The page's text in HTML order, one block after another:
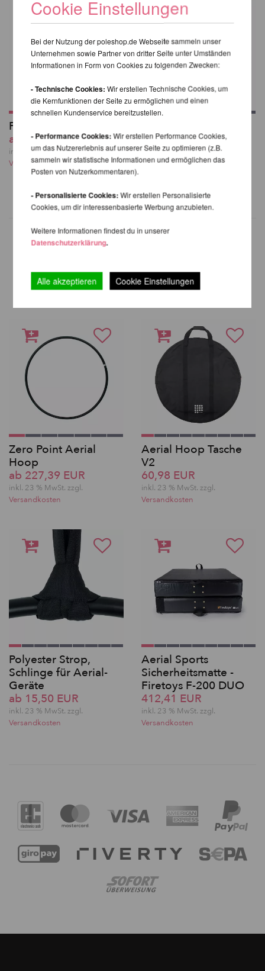
Firetoys Aerial Hoop
ab 227,39 EUR
inkl. 23 % MwSt. zzgl.
Versandkosten
Aerial Hoop
309,05 EUR
inkl. 23 % MwSt. zzgl.
DERSELBEN MARKE
Zero Point Aerial
Hoop
ab 227,39 EUR
inkl. 23 % MwSt. zzgl.
Versandkosten
Aerial Hoop Tasche
V2
60,98 EUR
inkl. 23 % MwSt. zzgl.
Versandkosten
Polyester Strop,
Schlinge für Aerial-
Geräte
ab 15,50 EUR
inkl. 23 % MwSt. zzgl.
Versandkosten
Aerial Sports
Sicherheitsmatte -
Firetoys F-200 DUO
412,41 EUR
inkl. 23 % MwSt. zzgl.
Versandkosten
Cookie Einstellungen
Bei der Nutzung der poleshop.de Webseite sammeln unser
Unternehmen sowie Partner von dritter Seite unter Umständen
Informationen in Form von Cookies zu folgenden Zwecken:
- Technische Cookies: Wir erstellen Technische Cookies, um
die Kernfunktionen der Seite zu ermöglichen und einen
schnellen Kundenservice bereitzustellen.
- Performance Cookies:Wir erstellen Performance Cookies,
um das Nutzererlebnis auf unserer Seite zu optimieren (z.B.
sammeln wir statistische Informationen und ermöglichen das
Posten von Nutzerkommentaren).
- Personalisierte Cookies:Wir erstellen Personalisierte
Cookies, um dir interessenbasierte Werbung anzubieten.
Weitere Informationen findest du in unserer
Datenschutzerklärung.
Alle akzeptieren Cookie Einstellungen